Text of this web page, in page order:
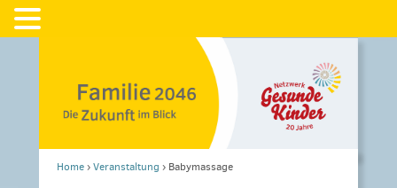
Home›Veranstaltung › Babymassage